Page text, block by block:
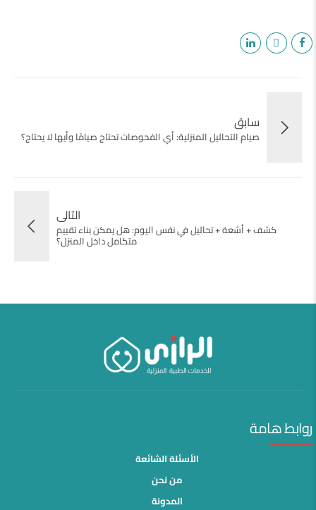
سابق
صيام التحاليل المنزلية: أي الفحوصات تحتاج صيامًا وأيها لا يحتاج؟
التالى
كشف + أشعة + تحاليل في نفس اليوم: هل يمكن بناء تقييم
متكامل داخل المنزل؟
روابط هامة
الأسئلة الشائعة
من نحن
المدونة